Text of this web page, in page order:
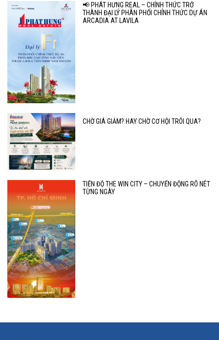
📢 PHÁT HƯNG REAL – CHÍNH THỨC TRỞ
THÀNH ĐẠI LÝ PHÂN PHỐI CHÍNH THỨC DỰ ÁN
ARCADIA AT LAVILA
CHỜ GIÁ GIẢM? HAY CHỜ CƠ HỘI TRÔI QUA?
TIẾN ĐỘ THE WIN CITY – CHUYỂN ĐỘNG RÕ NÉT
TỪNG NGÀY